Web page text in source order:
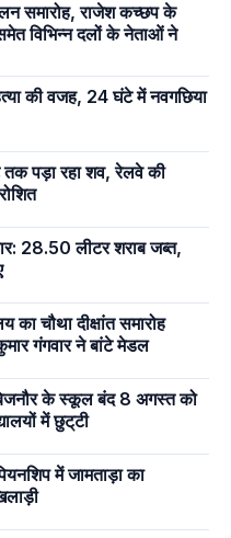
समारोह, राजेश कच्छप के
विभिन्न दलों के नेताओं ने
की वजह, 24 घंटे में नवगछिया
पड़ा रहा शव, रेलवे की
28.50 लीटर शराब जब्त,
का चौथा दीक्षांत समारोह
गंगवार ने बांटे मेडल
के स्कूल बंद 8 अगस्त को
में छुट्‌टी
में जामताड़ा का